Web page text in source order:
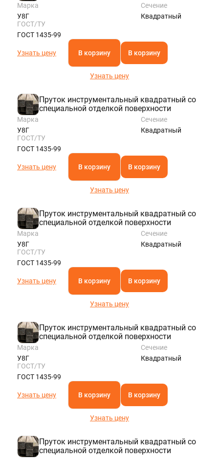
Марка
У8Г
Сечение
Квадратный
ГОСТ/ТУ
ГОСТ 1435-99
Узнать цену В корзину В корзину
Узнать цену
Пруток инструментальный квадратный со
специальной отделкой поверхности
Марка
У8Г
Сечение
Квадратный
ГОСТ/ТУ
ГОСТ 1435-99
Узнать цену В корзину В корзину
Узнать цену
Пруток инструментальный квадратный со
специальной отделкой поверхности
Марка
У8Г
Сечение
Квадратный
ГОСТ/ТУ
ГОСТ 1435-99
Узнать цену В корзину В корзину
Узнать цену
Пруток инструментальный квадратный со
специальной отделкой поверхности
Марка
У8Г
Сечение
Квадратный
ГОСТ/ТУ
ГОСТ 1435-99
Узнать цену В корзину В корзину
Узнать цену
Пруток инструментальный квадратный со
специальной отделкой поверхности